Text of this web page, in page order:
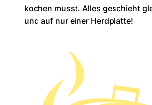
kochen musst. Alles geschieht
und auf nur einer Herdplatte!